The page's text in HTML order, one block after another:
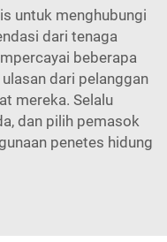
untuk menghubungi
dari tenaga
beberapa
dari pelanggan
mereka. Selalu
dan pilih pemasok
penetes hidung